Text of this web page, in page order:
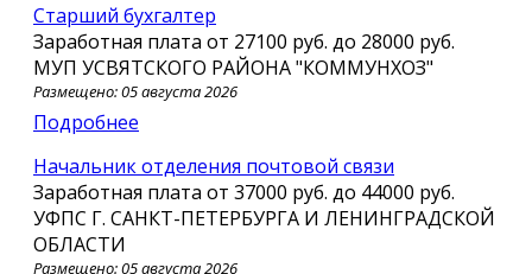
Старший бухгалтер
Заработная плата от 27100 руб. до 28000 руб.
МУП УСВЯТСКОГО РАЙОНА "КОММУНХОЗ"
Размещено: 05 августа 2026
Подробнее
Начальник отделения почтовой связи
Заработная плата от 37000 руб. до 44000 руб.
УФПС Г. САНКТ-ПЕТЕРБУРГА И ЛЕНИНГРАДСКОЙ
ОБЛАСТИ
Размещено: 05 августа 2026